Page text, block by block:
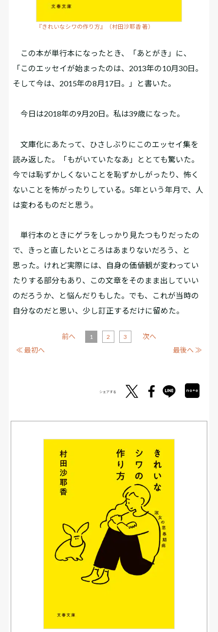
『きれいなシワの作り方』（村田沙耶香 著）
この本が単行本になったとき、「あとがき」に、
「このエッセイが始まったのは、2013年の10月30日。
そして今は、2015年の8月17日。」と書いた。
今日は2018年の9月20日。私は39歳になった。
文庫化にあたって、ひさしぶりにこのエッセイ集を
読み返した。「もがいていたなあ」ととても驚いた。
今では恥ずかしくないことを恥ずかしがったり、怖く
ないことを怖がったりしている。5年という年月で、人
は変わるものだと思う。
単行本のときにゲラをしっかり見たつもりだったの
で、きっと直したいところはあまりないだろう、と
思った。けれど実際には、自身の価値観が変わってい
たりする部分もあり、この文章をそのまま出していい
のだろうか、と悩んだりもした。でも、これが当時の
自分なのだと思い、少し訂正するだけに留めた。
≪ 最初へ
前へ 1 2 3
次へ
最後へ ≫
シェアする